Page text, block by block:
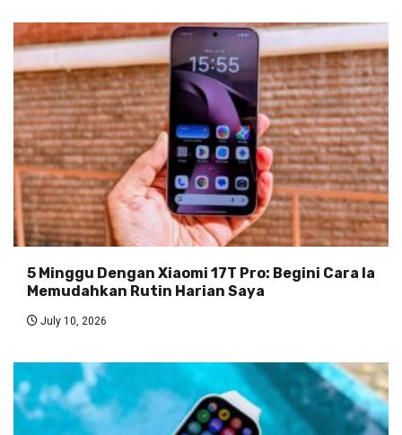
5 Minggu Dengan Xiaomi 17T Pro: Begini Cara Ia
Memudahkan Rutin Harian Saya
July 10, 2026